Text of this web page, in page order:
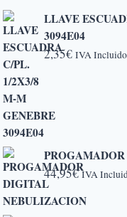
LLAVE
3094E04
2,35€ IVA Incluido
44,95€ IVA